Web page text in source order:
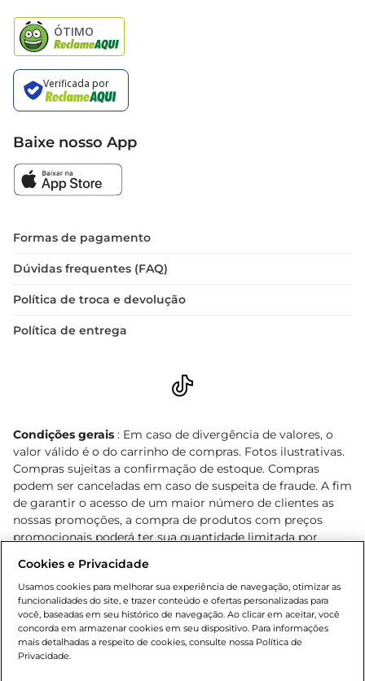
Baixe nosso App
Formas de pagamento
Dúvidas frequentes (FAQ)
Política de troca e devolução
Política de entrega
Condições gerais : Em caso de divergência de valores, o
valor válido é o do carrinho de compras. Fotos ilustrativas.
Compras sujeitas a confirmação de estoque. Compras
podem ser canceladas em caso de suspeita de fraude. A fim
de garantir o acesso de um maior número de clientes as
nossas promoções, a compra de produtos com preços
promocionais poderá ter sua quantidade limitada por
o e-commerce e válidos durante o dia de hoje, podendo
sofrer alterações sem prévia notificação. Proibida a venda
de bebidas alcoólicas para menores de 18 anos, conforme
Lei n.º 8069/90, art. 81, inciso II (Estatuto da Criança e do
Adolescente). Preços e condições exclusivos para o
www.bretas.com.br
Cookies e Privacidade
Usamos cookies para melhorar sua experiência de navegação, otimizar as
funcionalidades do site, e trazer conteúdo e ofertas personalizadas para
você, baseadas em seu histórico de navegação. Ao clicar em aceitar, você
concorda em armazenar cookies em seu dispositivo. Para informações
mais detalhadas a respeito de cookies, consulte nossa Política de
Privacidade.